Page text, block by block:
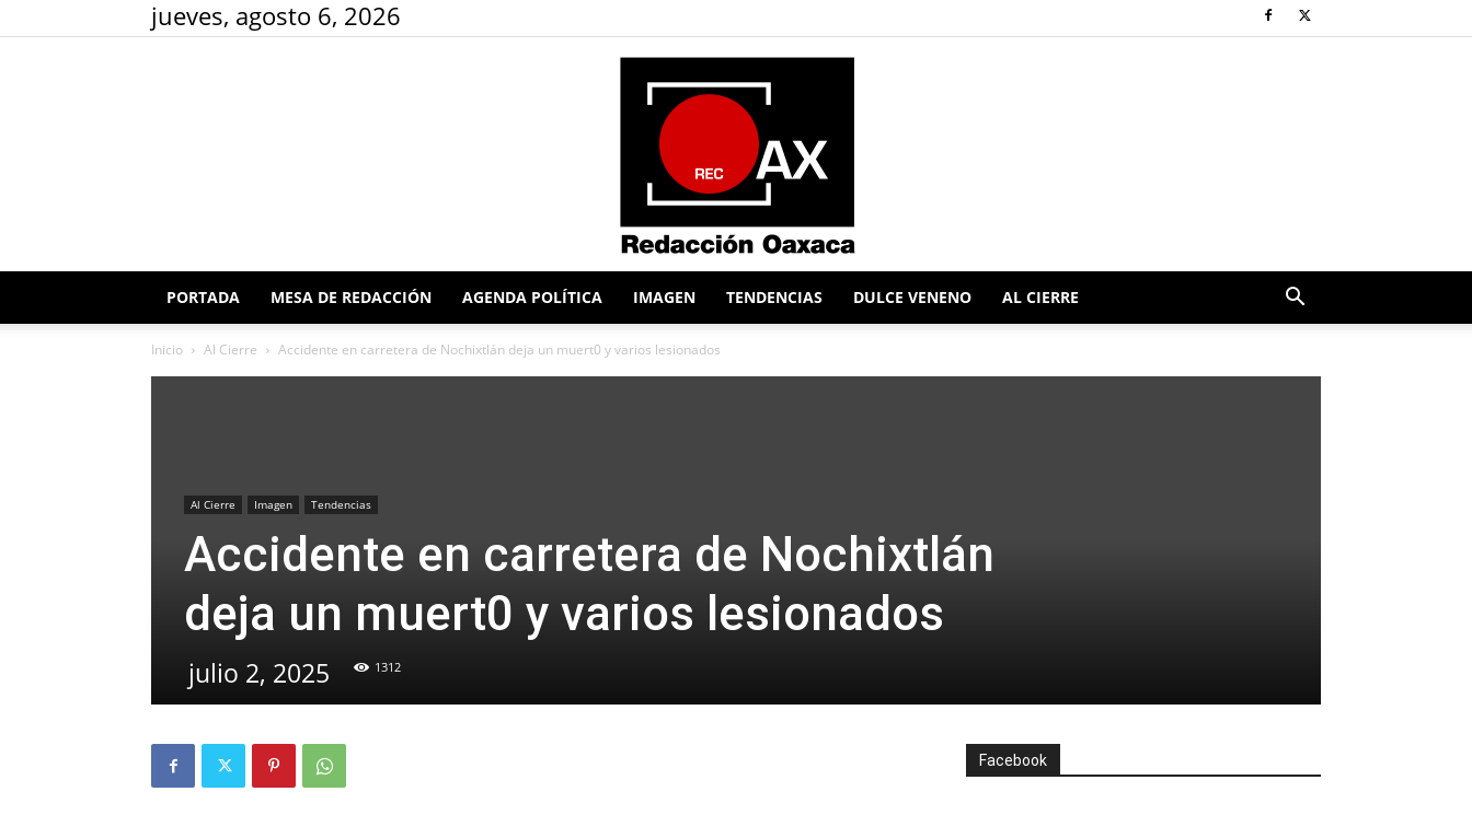
jueves, agosto 6, 2026
PORTADA MESA DE REDACCIÓN AGENDA POLÍTICA IMAGEN TENDENCIAS DULCE VENENO AL CIERRE
Inicio Al Cierre Accidente en carretera de Nochixtlán deja un muert0 y varios lesionados
Al Cierre Imagen Tendencias
Accidente en carretera de Nochixtlán
deja un muert0 y varios lesionados
julio 2, 2025 1312
Facebook